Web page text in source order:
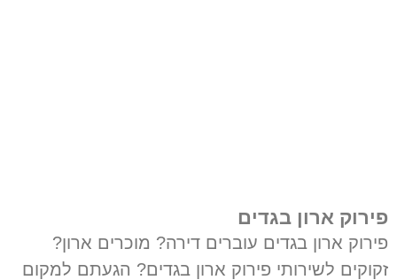
פירוק ארון בגדים
פירוק ארון בגדים עוברים דירה? מוכרים ארון?
זקוקים לשירותי פירוק ארון בגדים? הגעתם למקום